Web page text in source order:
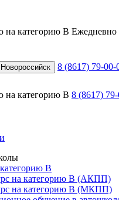
на категорию B Ежедневно
Новороссийск 8 (8617) 79-00-
на категорию B 8 (8617)
В
на категорию В (АКПП)
на категорию В (МКПП)